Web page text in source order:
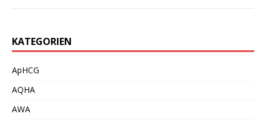
KATEGORIEN
ApHCG
AQHA
AWA